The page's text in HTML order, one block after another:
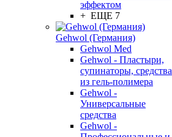
эффектом
+ ЕЩЕ 7
Gehwol (Германия)
Gehwol Med
Gehwol - Пластыри,
супинаторы, средства
из гель-полимера
Gehwol -
Универсальные
средства
Gehwol -